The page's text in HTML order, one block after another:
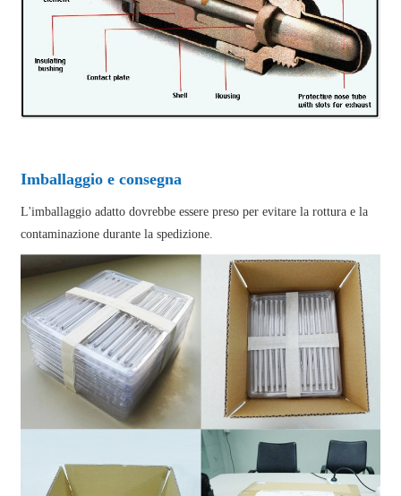
Imballaggio e consegna
L'imballaggio adatto dovrebbe essere preso per evitare la rottura e la
contaminazione durante la spedizione.